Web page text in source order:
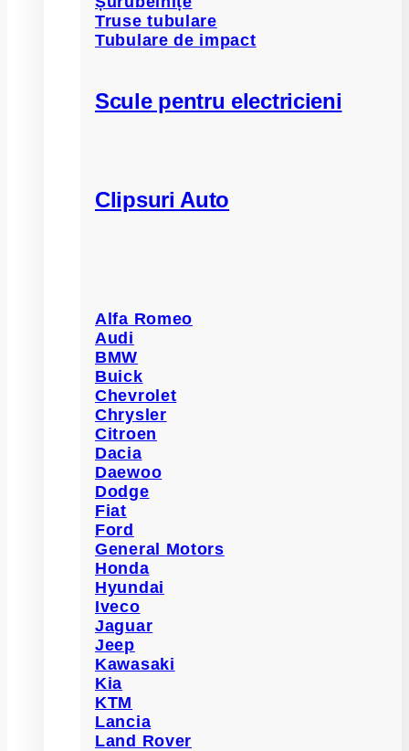
Truse tubulare
Tubulare de impact
Scule pentru electricieni
Clipsuri Auto
Alfa Romeo
Audi
BMW
Buick
Chevrolet
Chrysler
Citroen
Dacia
Daewoo
Dodge
Fiat
Ford
General Motors
Honda
Hyundai
Iveco
Jaguar
Jeep
Kawasaki
Kia
KTM
Lancia
Land Rover